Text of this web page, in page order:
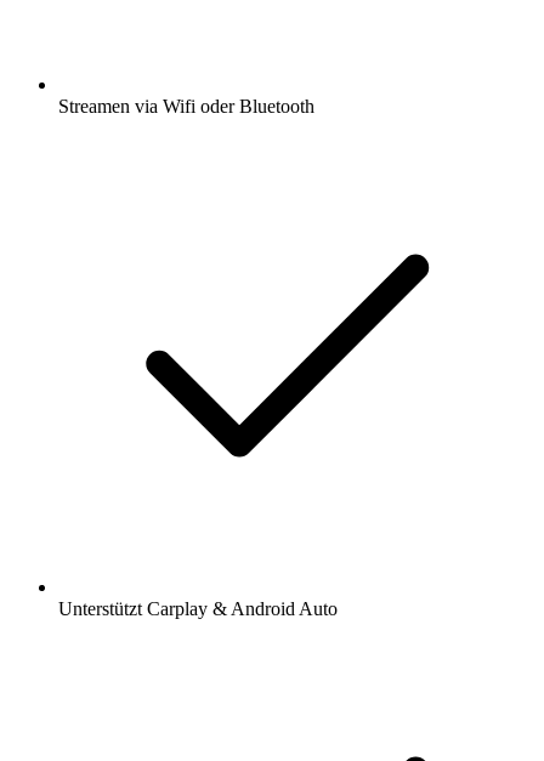
Streamen via Wifi oder Bluetooth
Unterstützt Carplay & Android Auto